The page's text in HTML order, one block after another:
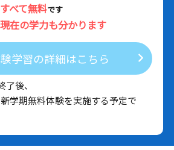
すべて無料です
現在の学力も分かります
学習の詳細はこちら
後、
学期無料体験を実施する予定で